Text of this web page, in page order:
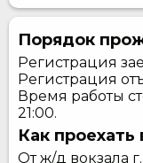
Порядок
Регистрация
Регистрация
Время работы
21:00.
Как проехать
От ж/д вокзала